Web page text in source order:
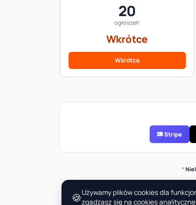
20
ogłoszeń
Wkrótce
Wkrótce
Stripe
*
🍪Używamy plików cookies dla
zgadzasz się na cookies